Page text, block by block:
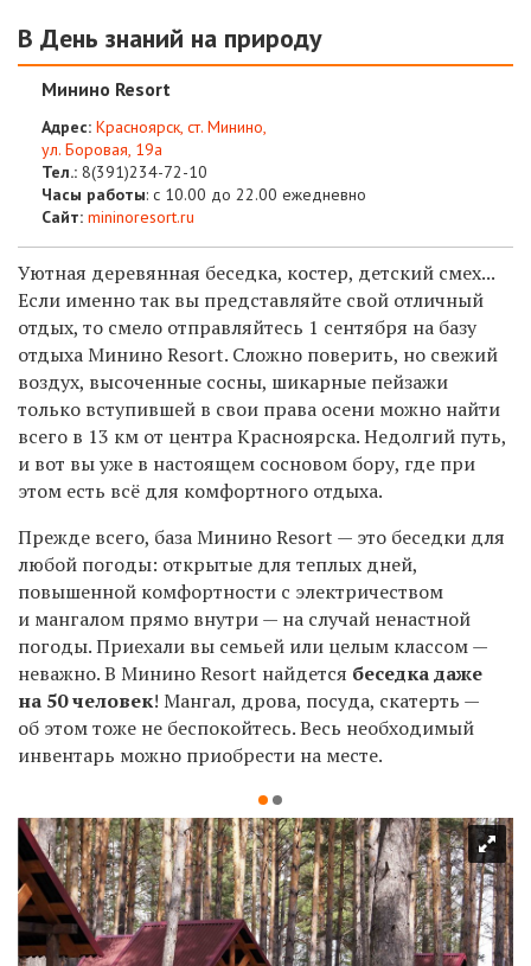
В День знаний на природу
Минино Resort
Адрес: Красноярск, ст. Минино,
ул. Боровая, 19а
Тел.: 8(391)234-72-10
Часы работы: с 10.00 до 22.00 ежедневно
Сайт: mininoresort.ru
Уютная деревянная беседка, костер, детский смех...
Если именно так вы представляйте свой отличный
отдых, то смело отправляйтесь 1 сентября на базу
отдыха Минино Resort. Сложно поверить, но свежий
воздух, высоченные сосны, шикарные пейзажи
только вступившей в свои права осени можно найти
всего в 13 км от центра Красноярска.Недолгий путь,
и вот вы уже в настоящем сосновом бору, где при
этом есть всё для комфортного отдыха.
Прежде всего, база Минино Resort — это беседки для
любой погоды: открытые для теплых дней,
повышенной комфортности с электричеством
и мангалом прямо внутри — на случай ненастной
погоды.Приехали вы семьей или целым классом —
неважно. В Минино Resort найдется беседка даже
на 50 человек! Мангал, дрова, посуда, скатерть —
об этом тоже не беспокойтесь. Весь необходимый
инвентарь можно приобрести на месте.